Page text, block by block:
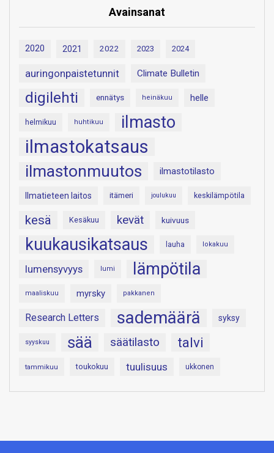
Avainsanat
2020 2021 2022 2023 2024
auringonpaistetunnit Climate Bulletin
digilehti ennätys heinäkuu helle
helmikuu huhtikuu ilmasto
ilmastokatsaus
ilmastonmuutos ilmastotilasto
Ilmatieteen laitos itämeri joulukuu keskilämpötila
kesä Kesäkuu kevät kuivuus
kuukausikatsaus lauha lokakuu
lumensyvyys lumi lämpötila
maaliskuu myrsky pakkanen
Research Letters sademäärä syksy
syyskuu sää säätilasto talvi
tammikuu toukokuu tuulisuus ukkonen